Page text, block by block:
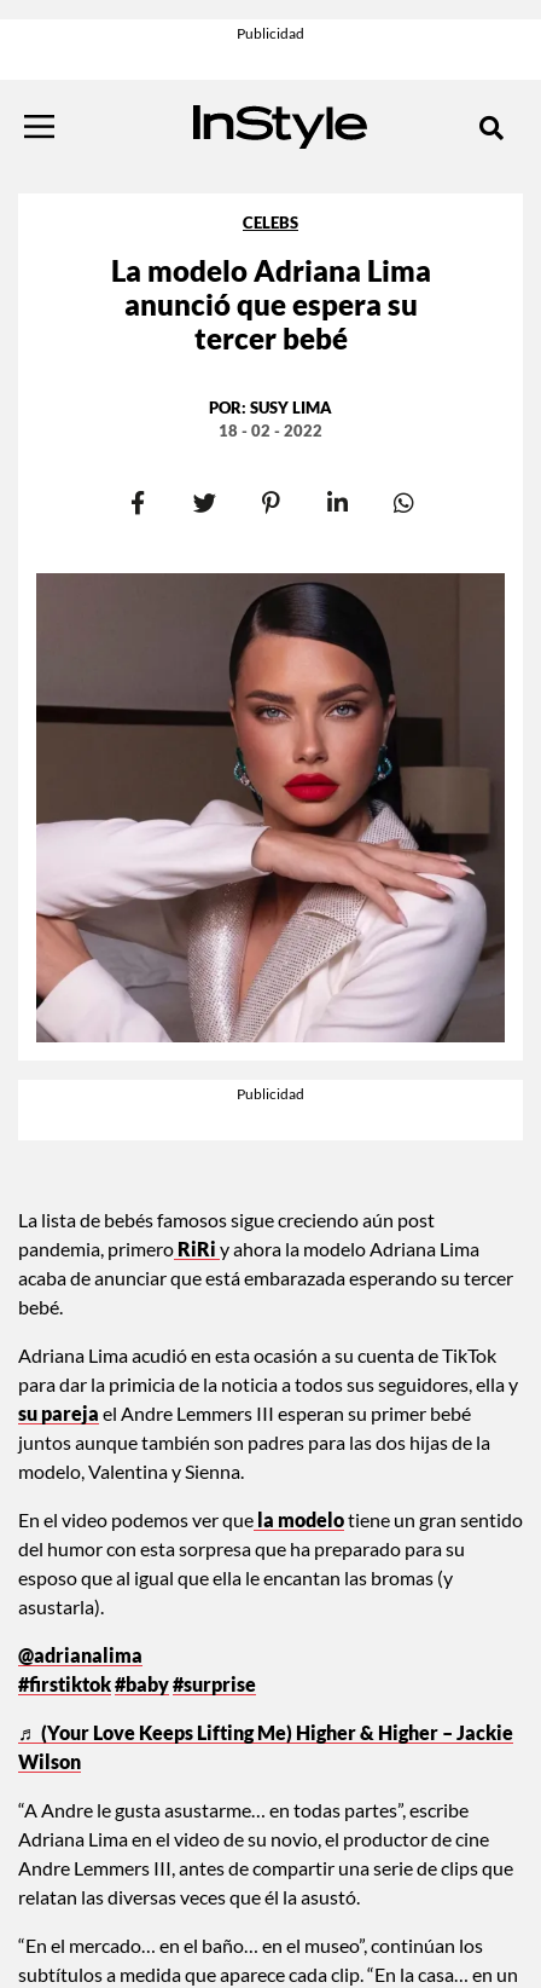
CELEBS
La modelo Adriana Lima
anunció que espera su
tercer bebé
POR: SUSY LIMA
18 - 02 - 2022
La lista de bebés famosos sigue creciendo aún post
pandemia, primero RiRi y ahora la modelo Adriana Lima
acaba de anunciar que está embarazada esperando su tercer
bebé.
Adriana Lima acudió en esta ocasión a su cuenta de TikTok
para dar la primicia de la noticia a todos sus seguidores, ella y
su pareja el Andre Lemmers III esperan su primer bebé
juntos aunque también son padres para las dos hijas de la
modelo, Valentina y Sienna.
En el video podemos ver que la modelotiene un gran sentido
del humor con esta sorpresa que ha preparado para su
esposo que al igual que ella le encantan las bromas (y
asustarla).
@adrianalima
#firstiktok#baby#surprise
♬ (Your Love Keeps Lifting Me) Higher & Higher – Jackie
Wilson
Adriana Lima en el video de su novio, el productor de cine
Andre Lemmers III, antes de compartir una serie de clips que